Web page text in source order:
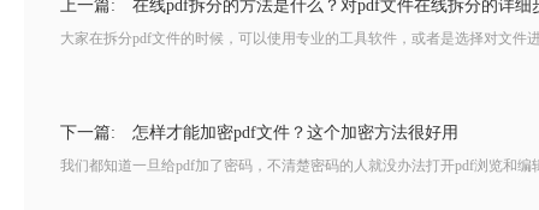
上一篇: 在线pdf拆分的方法是什么？对pdf文件在线拆分的详细
大家在拆分pdf文件的时候，可以使用专业的工具软件，或者是选择对文
下一篇: 怎样才能加密pdf文件？这个加密方法很好用
我们都知道一旦给pdf加了密码，不清楚密码的人就没办法打开pdf浏览和